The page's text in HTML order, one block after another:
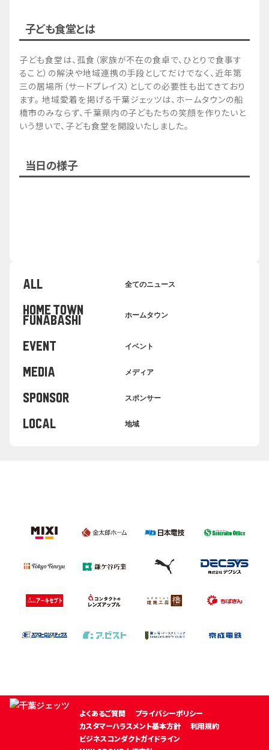
子ども食堂とは
子ども食堂は、孤食（家族が不在の食卓で、ひとりで食事す
ること）の解決や地域連携の手段としてだけでなく、近年第
三の居場所（サードプレイス）としての必要性も出てきており
ます。 地域愛着を掲げる千葉ジェッツは、ホームタウンの船
橋市のみならず、千葉県内の子どもたちの笑顔を作りたいと
いう想いで、子ども食堂を開設いたしました。
当日の様子
ALL 全てのニュース
HOME TOWN
FUNABASHI ホームタウン
EVENT イベント
MEDIA メディア
SPONSOR スポンサー
LOCAL 地域
よくあるご質問
プライバシーポリシー
カスタマーハラスメント基本方針
利用規約
ビジネスコンダクトガイドライン